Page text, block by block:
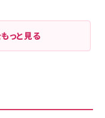
っと見る